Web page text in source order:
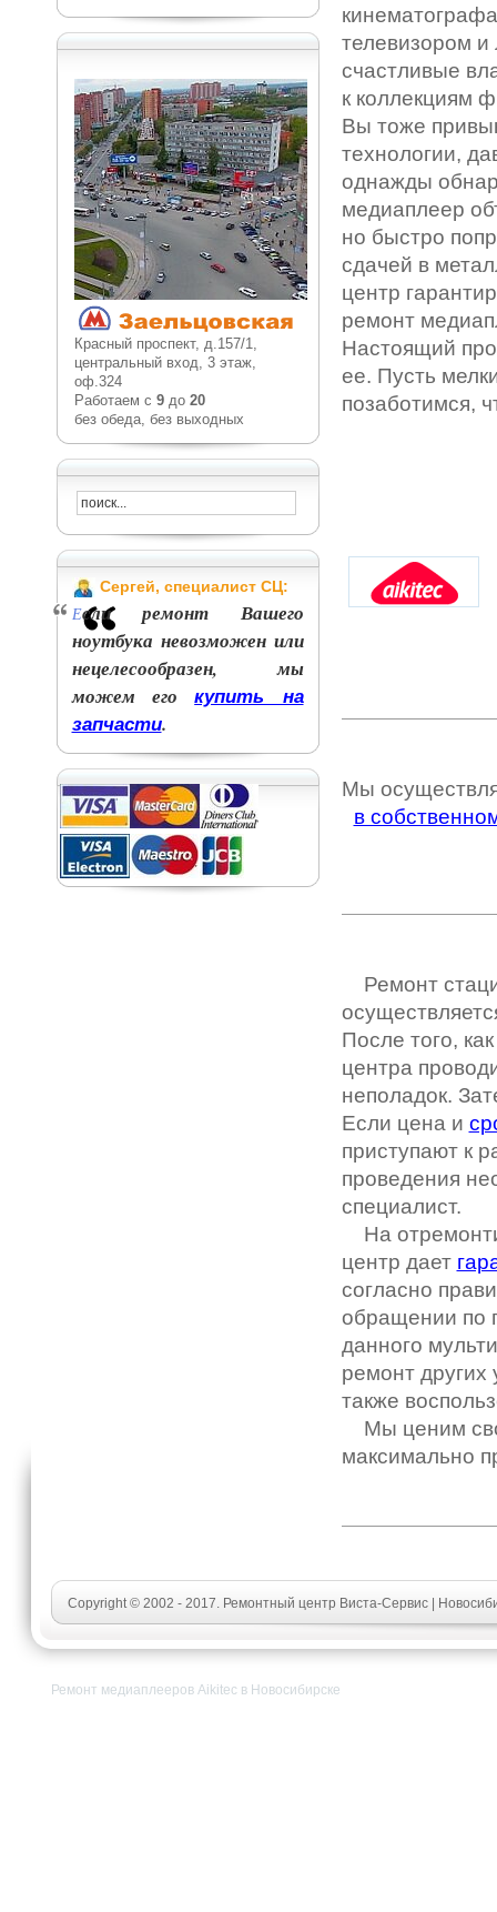
Красный проспект, д.157/1,
центральный вход, 3 этаж,
оф.324
Работаем с 9до 20
без обеда, без выходных
Сергей, специалист СЦ:
Если ремонт Вашего
ноутбука невозможен или
нецелесообразен, мы
можем егокупить на
запчасти.
телевизором и
счастливые
к коллекциям
Вы тоже
технологии,
однажды
медиаплеер
но быстро
сдачей в
центр
ремонт
Настоящий
ее. Пусть
позаботимся,
Мы
в
Ремонт
После того,
центра
неполадок.
Если цена и
приступают к
проведения
специалист.
На
центр дает
согласно
обращении по
данного
ремонт других
также
Мы ценим
максимально
Copyright © 2002 - 2017. Ремонтный центр Виста-Сервис |
Ремонт медиаплееров Aikitec в Новосибирске